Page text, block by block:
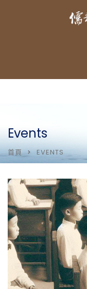
Events
首頁 EVENTS